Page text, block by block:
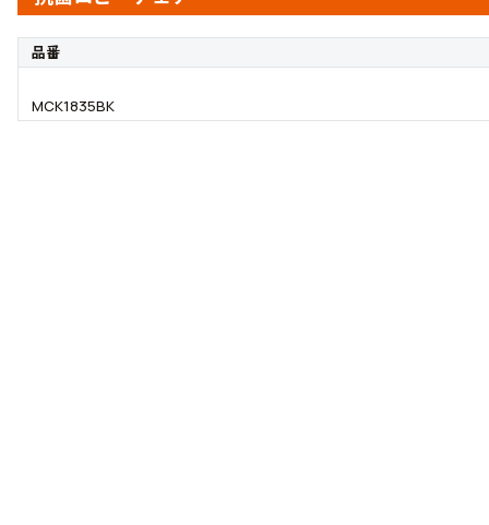
品番
MCK1835BK